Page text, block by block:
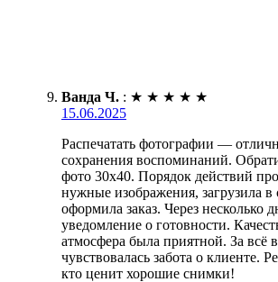
Ванда Ч. : ★ ★ ★ ★ ★
15.06.2025
Распечатать фотографии —
сохранения воспоминаний.
фото 30х40. Порядок действий
нужные изображения, загрузила в
оформила заказ. Через несколько
уведомление о готовности.
атмосфера была приятной. За всё
чувствовалась забота о клиенте.
кто ценит хорошие снимки!